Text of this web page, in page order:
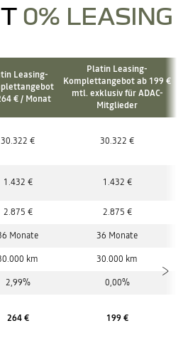
0% LEASING
Leasing-
€ / Monat
Platin Leasing-
Komplettangebot ab 199 €
mtl. exklusiv für ADAC-
Mitglieder
30.322 € 30.322 €
1.432 € 1.432 €
2.875 € 2.875 €
Monate 36 Monate
km 30.000 km
2,99% 0,00%
264 € 199 €